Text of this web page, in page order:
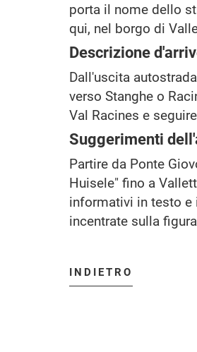
porta il nome dello
qui, nel borgo di
Descrizione
Dall'uscita
verso Stanghe o
Val Racines e
Suggerimenti
Partire da Ponte
Huisele" fino a
informativi in testo e
incentrate sulla
INDIETRO